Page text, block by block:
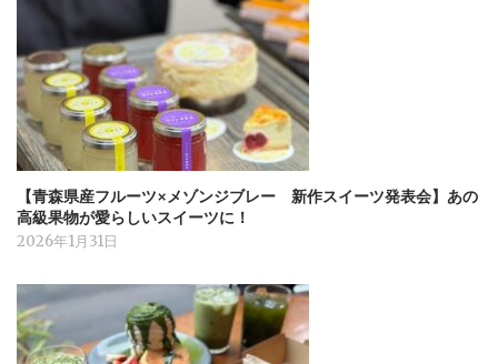
【青森県産フルーツ×メゾンジブレー 新作スイーツ発表会】あの
高級果物が愛らしいスイーツに！
2026年1月31日